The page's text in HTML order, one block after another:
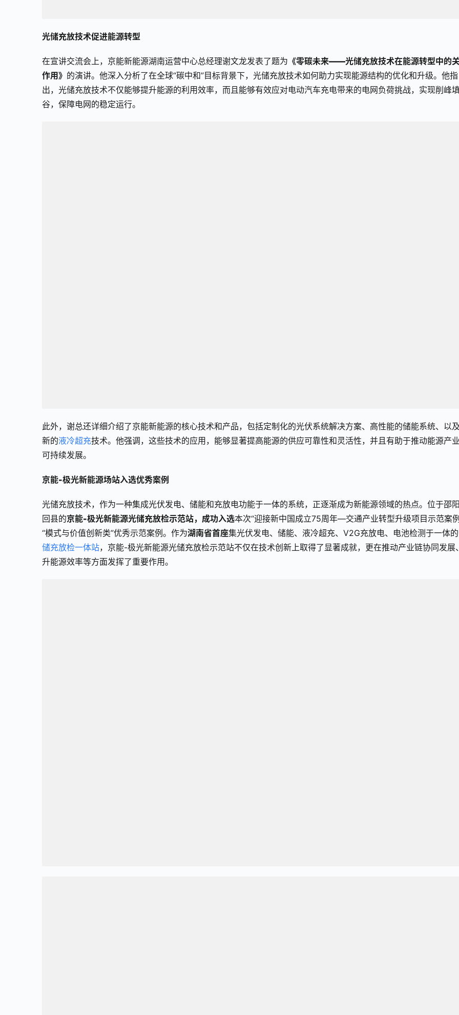
光储充放技术促进能源转型
在宣讲交流会上，京能新能源湖南运营中心总经理谢文龙发表了题为 《零碳未来——光储充放技术在能源转型中的
作用》 的演讲。他深入分析了在全球“碳中和”目标背景下，光储充放技术如何助力实现能源结构的优化和升级。他指
出，光储充放技术不仅能够提升能源的利用效率，而且能够有效应对电动汽车充电带来的电网负荷挑战，实现削峰
谷，保障电网的稳定运行。
此外，谢总还详细介绍了京能新能源的核心技术和产品，包括定制化的光伏系统解决方案、高性能的储能系统、以
新的液冷超充技术。他强调，这些技术的应用，能够显著提高能源的供应可靠性和灵活性，并且有助于推动能源产
可持续发展。
京能-极光新能源场站入选优秀案例
光储充放技术，作为一种集成光伏发电、储能和充放电功能于一体的系统，正逐渐成为新能源领域的热点。位于邵
回县的京能-极光新能源光储充放检示范站，成功入选本次“迎接新中国成立75周年—交通产业转型升级项目示范案
“模式与价值创新类”优秀示范案例。作为湖南省首座集光伏发电、储能、液冷超充、V2G充放电、电池检测于一体的
储充放检一体站，京能-极光新能源光储充放检示范站不仅在技术创新上取得了显著成就，更在推动产业链协同发展
升能源效率等方面发挥了重要作用。